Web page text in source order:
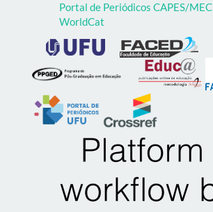
Portal de Periódicos CAPES/MEC
WorldCat